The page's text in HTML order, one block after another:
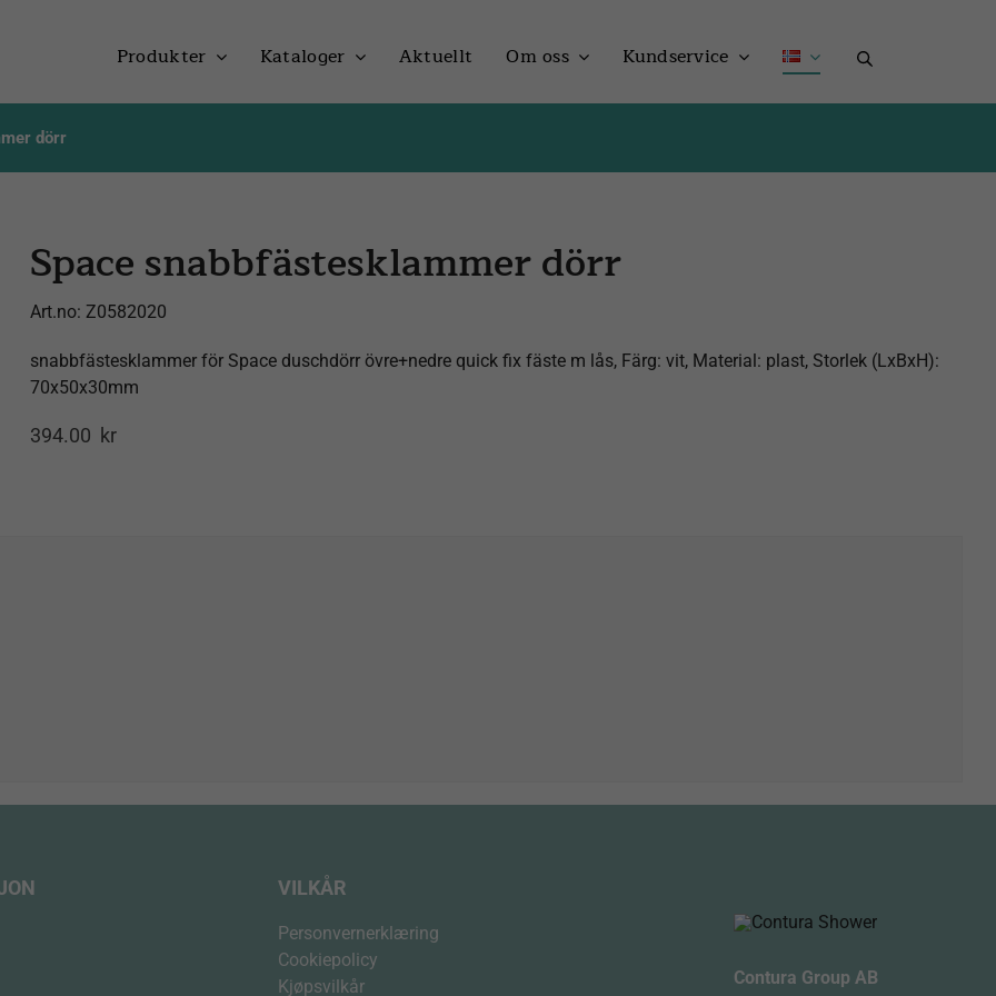
Produkter Kataloger Aktuellt Om oss Kundservice
dörr
Space snabbfästesklammer dörr
Art.no:Z0582020
snabbfästesklammer för Space duschdörr övre+nedre quick fix fäste m lås, Färg: vit, Material: plast, Storlek (LxBxH):
70x50x30mm
394.00 kr
VILKÅR
Personvernerklæring
Cookiepolicy
Kjøpsvilkår
Contura Group AB